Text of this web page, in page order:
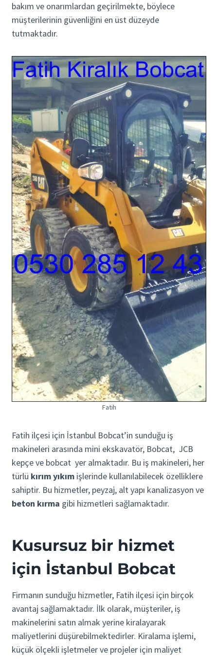
bakım ve onarımlardan geçirilmekte, böylece
müşterilerinin güvenliğini en üst düzeyde
tutmaktadır.
Fatih
Fatih ilçesi için İstanbul Bobcat’in sunduğu iş
makineleri arasında mini ekskavatör, Bobcat, JCB
kepçe ve bobcat yer almaktadır. Bu iş makineleri, her
türlü kırım yıkım işlerinde kullanılabilecek özelliklere
sahiptir. Bu hizmetler, peyzaj, alt yapı kanalizasyon ve
beton kırma gibi hizmetleri sağlamaktadır.
Kusursuz bir hizmet
için İstanbul Bobcat
Firmanın sunduğu hizmetler, Fatih ilçesi için birçok
avantaj sağlamaktadır. İlk olarak, müşteriler, iş
makinelerini satın almak yerine kiralayarak
maliyetlerini düşürebilmektedirler. Kiralama işlemi,
küçük ölçekli işletmeler ve projeler için maliyet